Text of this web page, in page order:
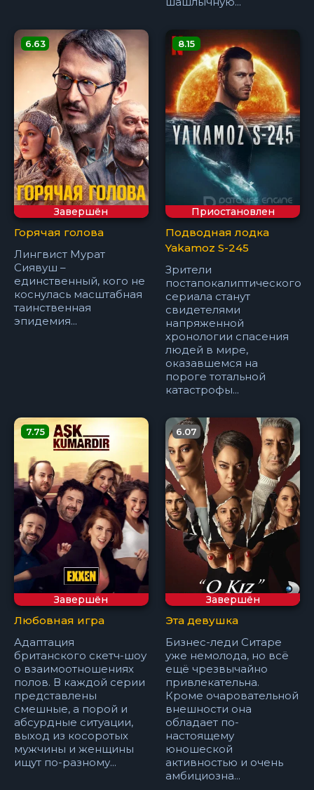
Завершён
6.63
Горячая голова
Лингвист Мурат
Сиявуш –
единственный, кого не
коснулась масштабная
таинственная
эпидемия...
Приостановлен
8.15
Подводная лодка
Yakamoz S-245
Зрители
постапокалиптического
сериала станут
свидетелями
напряженной
хронологии спасения
людей в мире,
оказавшемся на
пороге тотальной
катастрофы...
Завершён
7.75
Любовная игра
Адаптация
британского скетч-шоу
о взаимоотношениях
полов. В каждой серии
представлены
смешные, а порой и
абсурдные ситуации,
выход из косоротых
мужчины и женщины
ищут по-разному...
Завершён
6.07
Эта девушка
Бизнес-леди Ситаре
уже немолода, но всё
ещё чрезвычайно
привлекательна.
Кроме очаровательной
внешности она
обладает по-
настоящему
юношеской
активностью и очень
амбициозна...